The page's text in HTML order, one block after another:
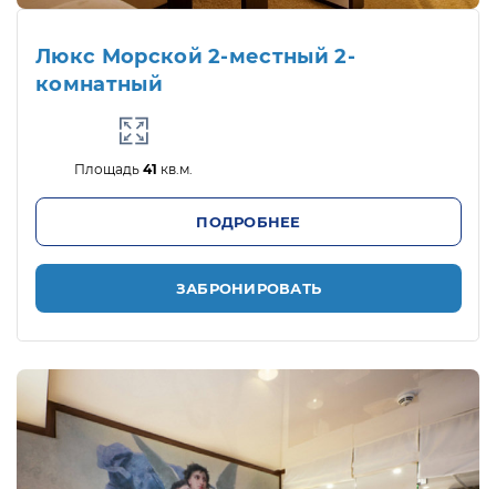
Люкс Морской 2-местный 2-
комнатный
Площадь41 кв.м.
ПОДРОБНЕЕ
ЗАБРОНИРОВАТЬ